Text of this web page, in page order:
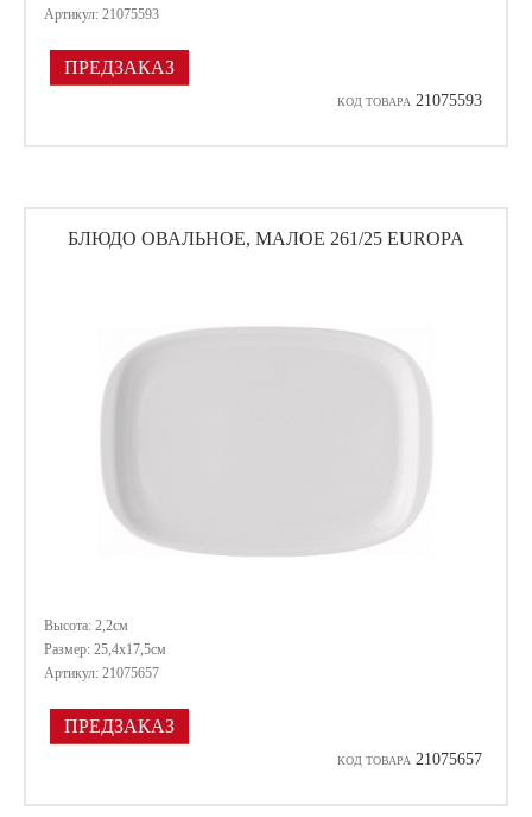
Артикул: 21075593
ПРЕДЗАКАЗ
КОД ТОВАРА 21075593
БЛЮДО ОВАЛЬНОЕ, МАЛОЕ 261/25 EUROPA
Высота: 2,2см
Размер: 25,4х17,5см
Артикул: 21075657
ПРЕДЗАКАЗ
КОД ТОВАРА 21075657